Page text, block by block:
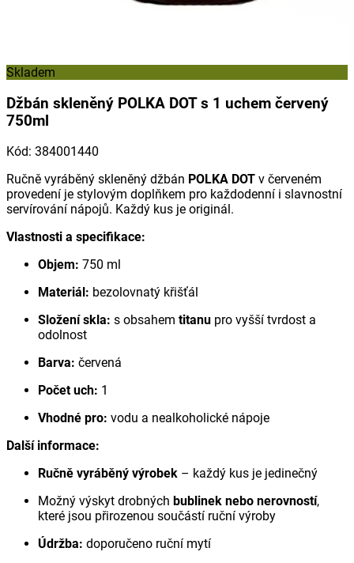
Skladem
Džbán skleněný POLKA DOT s 1 uchem červený
750ml
Kód: 384001440
Ručně vyráběný skleněný džbán POLKA DOT v červeném
provedení je stylovým doplňkem pro každodenní i slavnostní
servírování nápojů. Každý kus je originál.
Vlastnosti a specifikace:
Objem: 750 ml
Materiál: bezolovnatý křišťál
Složení skla: s obsahem titanu pro vyšší tvrdost a
odolnost
Barva: červená
Počet uch: 1
Vhodné pro: vodu a nealkoholické nápoje
Další informace:
Ručně vyráběný výrobek – každý kus je jedinečný
Možný výskyt drobných bublinek nebo nerovností,
které jsou přirozenou součástí ruční výroby
Údržba: doporučeno ruční mytí